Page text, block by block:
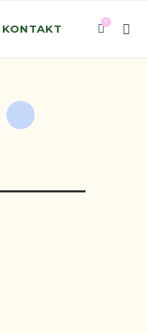
KONTAKT
0